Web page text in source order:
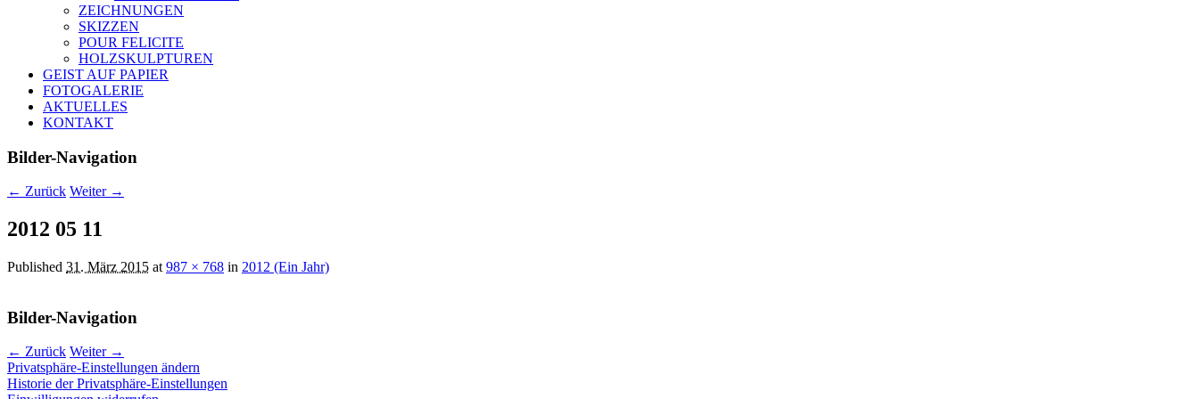
ZEICHNUNGEN
SKIZZEN
POUR FELICITE
HOLZSKULPTUREN
GEIST AUF PAPIER
FOTOGALERIE
AKTUELLES
KONTAKT
Bilder-Navigation
← Zurück Weiter →
2012 05 11
Published 31. März 2015 at 987 × 768 in 2012 (Ein Jahr)
Bilder-Navigation
← Zurück Weiter →
Privatsphäre-Einstellungen ändern
Historie der Privatsphäre-Einstellungen